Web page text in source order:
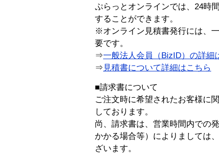
ぷらっとオンラインでは、24時
することができます。
※オンライン見積書発行には、
要です。
⇒一般法人会員（BizID）の詳細
⇒ 見積書について詳細はこちら
■請求書について
ご注文時に希望されたお客様に
しております。
尚、請求書は、営業時間内での
かかる場合等）によりましては
ざいます。